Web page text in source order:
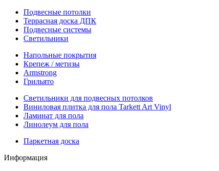
Подвесные потолки
Террасная доска ДПК
Подвесные системы
Светильники
Напольные покрытия
Крепеж / метизы
Armstrong
Грильято
Светильники для подвесных потолков
Виниловая плитка для пола Tarkett Art Vinyl
Ламинат для пола
Линолеум для пола
Паркетная доска
Информация